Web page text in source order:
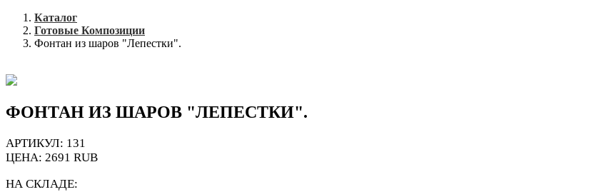
Каталог
Готовые Композиции
Фонтан из шаров "Лепестки".
ФОНТАН ИЗ ШАРОВ "ЛЕПЕСТКИ".
АРТИКУЛ: 131
ЦЕНА: 2691 RUB
НА СКЛАДЕ: